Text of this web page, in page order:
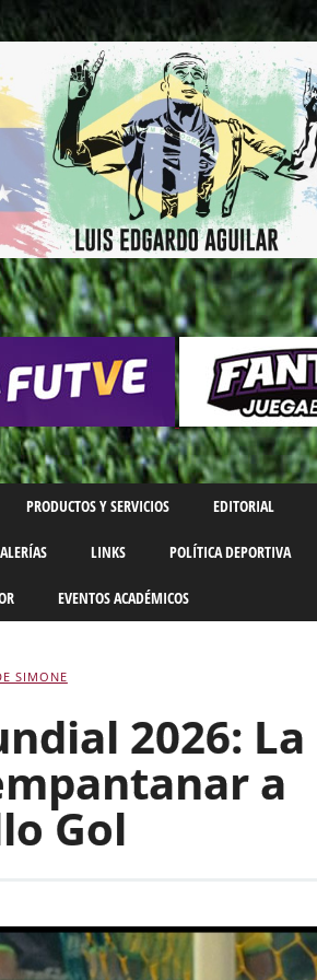
PRODUCTOS Y SERVICIOS EDITORIAL
LINKS POLÍTICA DEPORTIVA
EVENTOS ACADÉMICOS
SIMONE
2026: La
a
Gol